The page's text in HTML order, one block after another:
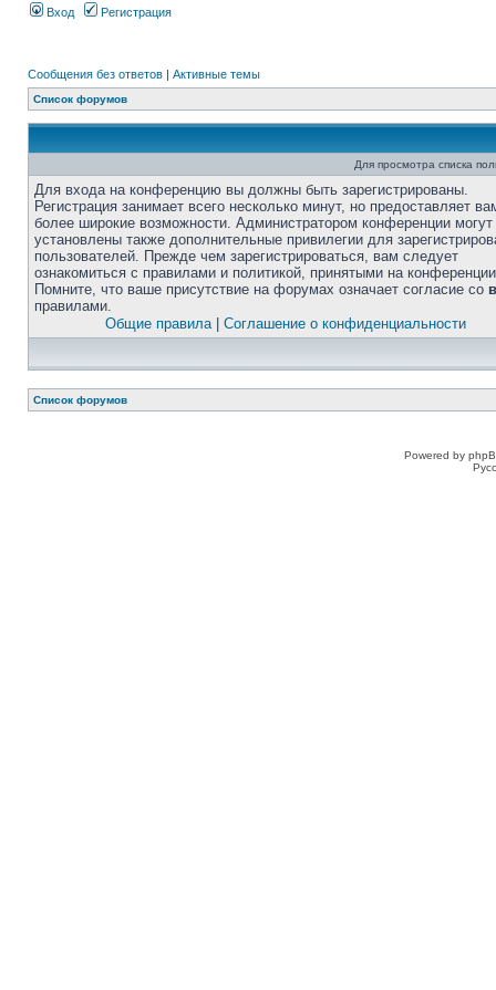
Вход Регистрация
Сообщения без ответов | Активные темы
Список форумов
Для просмотра списка
Для входа на конференцию вы должны быть зарегистрированы.
Регистрация занимает всего несколько минут, но предоставляет
более широкие возможности. Администратором конференции
установлены также дополнительные привилегии для
пользователей. Прежде чем зарегистрироваться, вам следует
ознакомиться с правилами и политикой, принятыми на
Помните, что ваше присутствие на форумах означает согласие со
правилами.
Общие правила| Соглашение о конфиденциальности
Список форумов
Powered by